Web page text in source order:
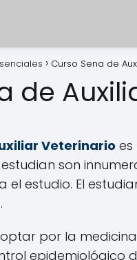
Curso Sena de
de
Veterinario
son
el estudio. El
por la
epidemiológico